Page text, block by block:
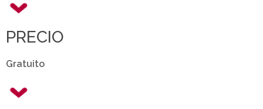
PRECIO
Gratuito